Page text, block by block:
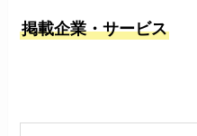
掲載企業・サービス